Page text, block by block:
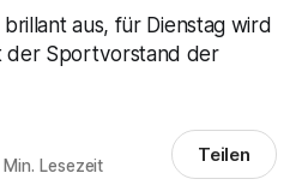
aus, für Dienstag wird
der Sportvorstand der
Lesezeit Teilen